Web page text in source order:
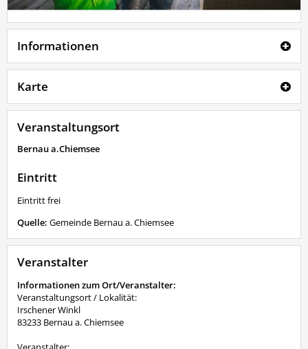
Informationen
Karte
Veranstaltungsort
Bernau a.Chiemsee
Eintritt
Eintritt frei
Quelle: Gemeinde Bernau a. Chiemsee
Veranstalter
Informationen zum Ort/Veranstalter:
Veranstaltungsort / Lokalität:
Irschener Winkl
83233 Bernau a. Chiemsee